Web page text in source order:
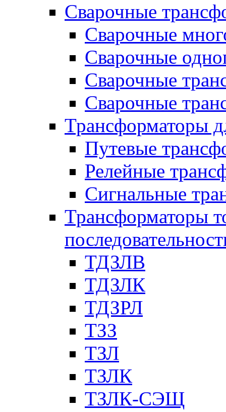
Сварочные
Сварочные
Сварочные
Сварочные
Сварочные
Трансформаторы
Путевые
Релейные
Сигнальные
Трансформаторы
ТДЗЛВ
ТДЗЛК
ТДЗРЛ
ТЗЗ
ТЗЛ
ТЗЛК
ТЗЛК-СЭЩ